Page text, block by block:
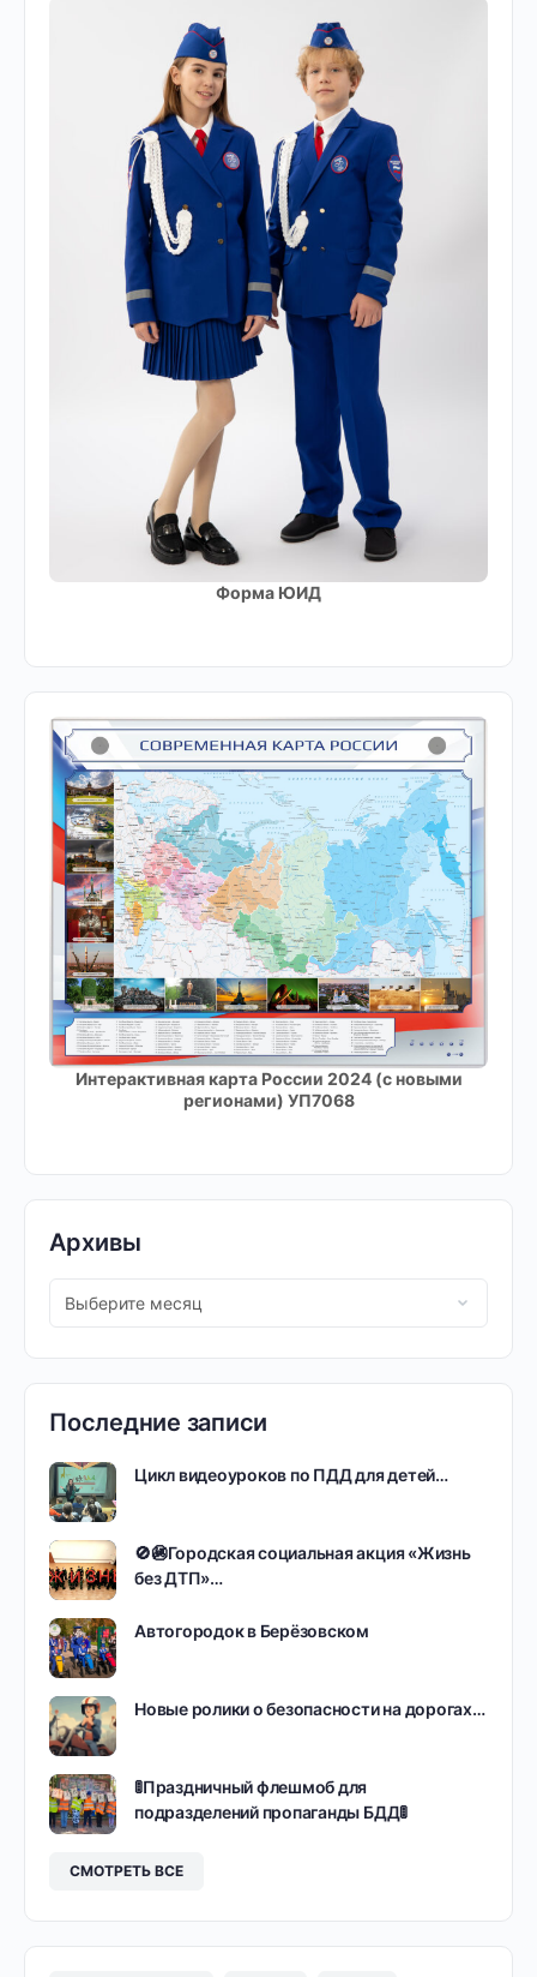
Форма ЮИД
Интерактивная карта России 2024 (с новыми
регионами) УП7068
Архивы
Последние записи
Цикл видеоуроков по ПДД для детей…
🚫🚳Городская социальная акция «Жизнь
без ДТП»…
Автогородок в Берёзовском
Новые ролики о безопасности на дорогах…
🚦Праздничный флешмоб для
подразделений пропаганды БДД🚦
СМОТРЕТЬ ВСЕ